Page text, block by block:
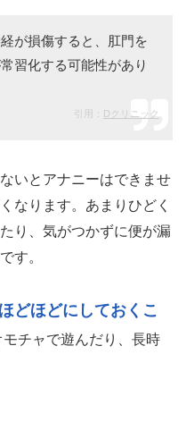
が損傷すると、肛門を
習化する可能性があり
引用： Dクリニック
いとアナニーはできませ
なります。あまりひどく
り、気がつかずに便が漏
す。
どほどにしておくこ
チャで遊んだり、長時